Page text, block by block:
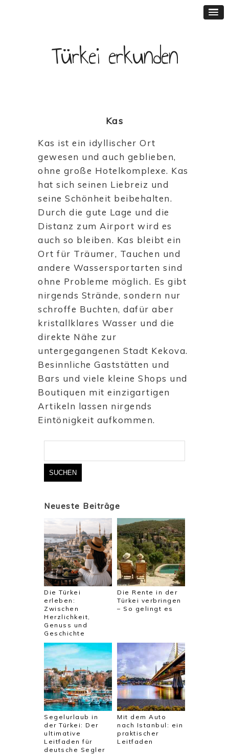
Türkei erkunden
Kas
Kas ist ein idyllischer Ort
gewesen und auch geblieben,
ohne große Hotelkomplexe. Kas
hat sich seinen Liebreiz und
seine Schönheit beibehalten.
Durch die gute Lage und die
Distanz zum Airport wird es
auch so bleiben. Kas bleibt ein
Ort für Träumer, Tauchen und
andere Wassersportarten sind
ohne Probleme möglich. Es gibt
nirgends Strände, sondern nur
schroffe Buchten, dafür aber
kristallklares Wasser und die
direkte Nähe zur
untergegangenen Stadt Kekova.
Besinnliche Gaststätten und
Bars und viele kleine Shops und
Boutiquen mit einzigartigen
Artikeln lassen nirgends
Eintönigkeit aufkommen.
Suchen
Neueste Beiträge
Die Türkei
erleben:
Zwischen
Herzlichkeit,
Genuss und
Geschichte
Die Rente in der
Türkei verbringen
– So gelingt es
Segelurlaub in
der Türkei: Der
ultimative
Leitfaden für
deutsche Segler
Mit dem Auto
nach Istanbul: ein
praktischer
Leitfaden